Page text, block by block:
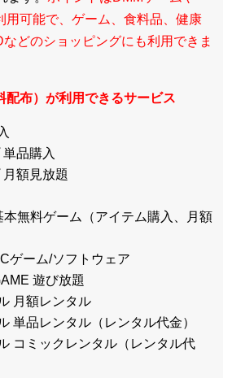
用可能で、ゲーム、食料品、健康
どのショッピングにも利用できま
配布）が利用できるサービス
品購入
額見放題
本無料ゲーム（アイテム購入、月額
ゲーム/ソフトウェア
遊び放題
月額レンタル
単品レンタル（レンタル代金）
コミックレンタル（レンタル代